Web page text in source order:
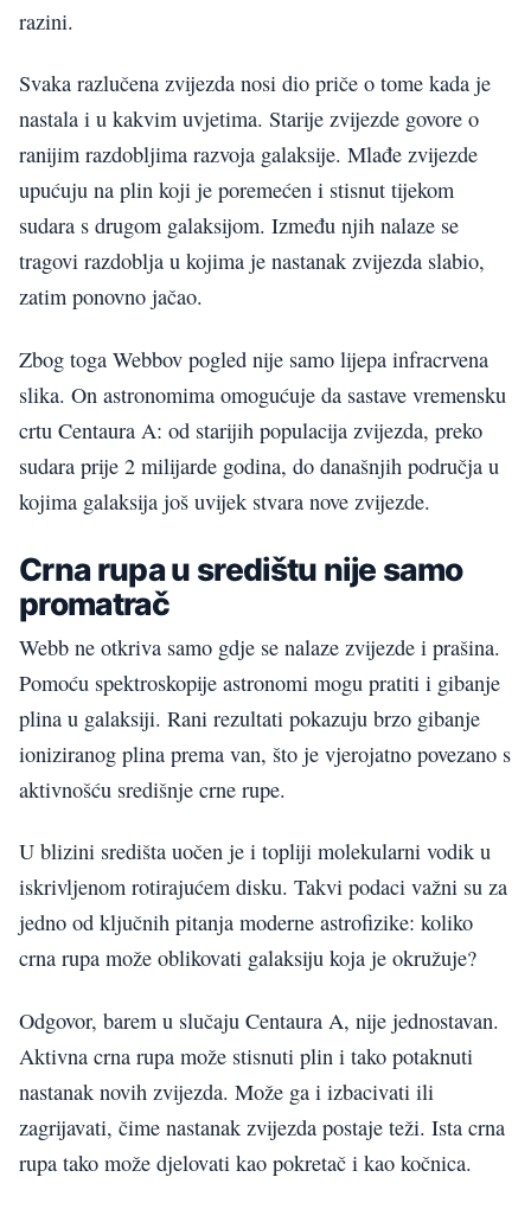
razini.
Svaka razlučena zvijezda nosi dio priče o tome kada je
nastala i u kakvim uvjetima. Starije zvijezde govore o
ranijim razdobljima razvoja galaksije. Mlađe zvijezde
upućuju na plin koji je poremećen i stisnut tijekom
sudara s drugom galaksijom. Između njih nalaze se
tragovi razdoblja u kojima je nastanak zvijezda slabio,
zatim ponovno jačao.
Zbog toga Webbov pogled nije samo lijepa infracrvena
slika. On astronomima omogućuje da sastave vremensku
crtu Centaura A: od starijih populacija zvijezda, preko
sudara prije 2 milijarde godina, do današnjih područja u
kojima galaksija još uvijek stvara nove zvijezde.
Crna rupa u središtu nije samo
promatrač
Webb ne otkriva samo gdje se nalaze zvijezde i prašina.
Pomoću spektroskopije astronomi mogu pratiti i gibanje
plina u galaksiji. Rani rezultati pokazuju brzo gibanje
ioniziranog plina prema van, što je vjerojatno povezano s
aktivnošću središnje crne rupe.
U blizini središta uočen je i topliji molekularni vodik u
iskrivljenom rotirajućem disku. Takvi podaci važni su za
jedno od ključnih pitanja moderne astrofizike: koliko
crna rupa može oblikovati galaksiju koja je okružuje?
Odgovor, barem u slučaju Centaura A, nije jednostavan.
Aktivna crna rupa može stisnuti plin i tako potaknuti
nastanak novih zvijezda. Može ga i izbacivati ili
zagrijavati, čime nastanak zvijezda postaje teži. Ista crna
rupa tako može djelovati kao pokretač i kao kočnica.